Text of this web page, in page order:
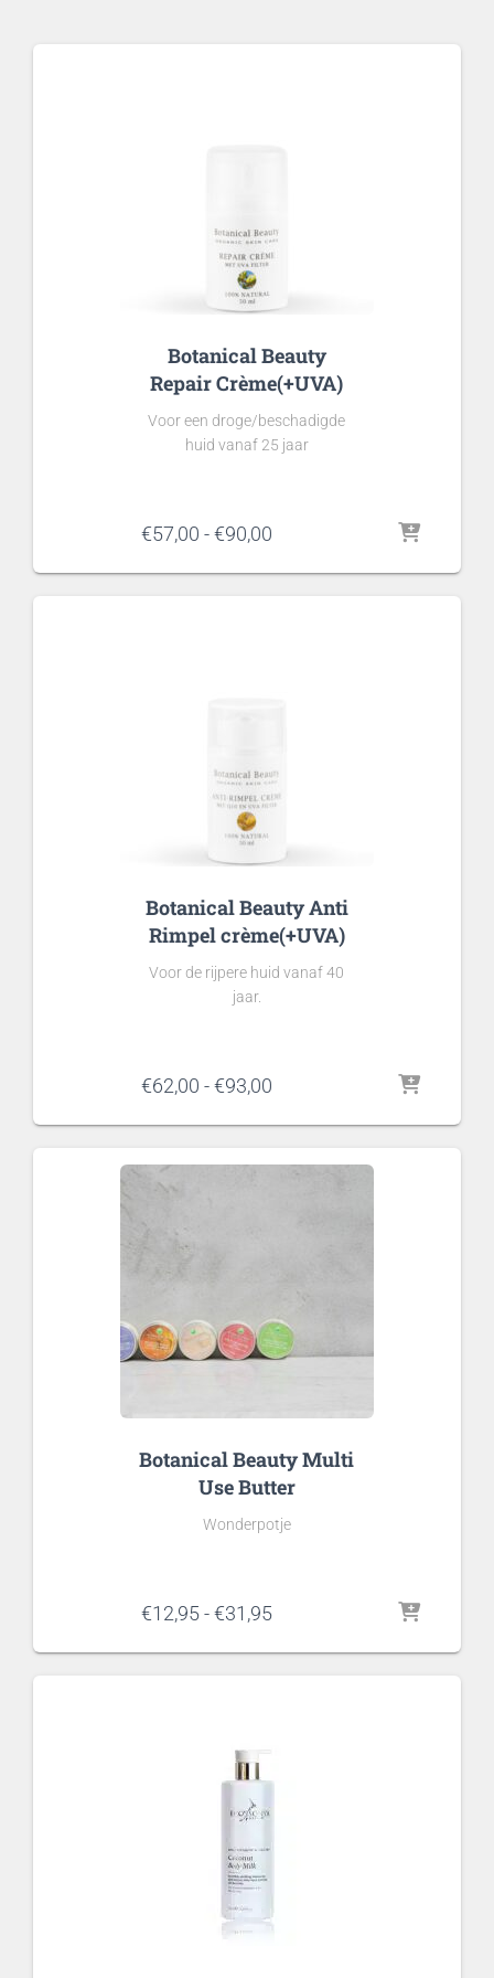
Botanical Beauty
Repair Crème(+UVA)
Voor een droge/beschadigde
huid vanaf 25 jaar
€57,00 -€90,00
tot
Botanical Beauty Anti
Rimpel crème(+UVA)
Voor de rijpere huid vanaf 40
jaar.
€62,00 -€93,00
tot
Botanical Beauty Multi
Use Butter
Wonderpotje
€12,95-€31,95Prijsklasse:
tot